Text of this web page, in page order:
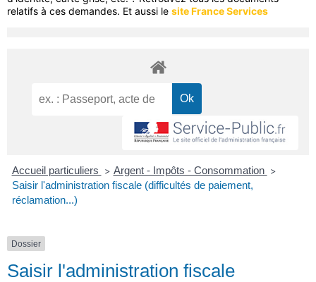
relatifs à ces demandes. Et aussi le site France Services
Accueil particuliers > Argent - Impôts - Consommation >
Saisir l'administration fiscale (difficultés de paiement,
réclamation...)
Dossier
Saisir l'administration fiscale